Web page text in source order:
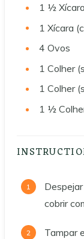
1 ½
1 Xícara
4 Ovos
1 Colher
1 Colher
1 ½
cobrir
Tampar e